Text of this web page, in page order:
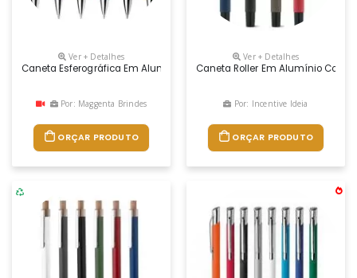
Ver + Detalhes
Caneta Esferográfica Em Alumínio Reciclável Touch Personalizável
Por: Maggenta Brindes
ORÇAR PRODUTO
Ver + Detalhes
Caneta Roller Em Alumínio Com
Por: Incentive Ideia
ORÇAR PRODUTO